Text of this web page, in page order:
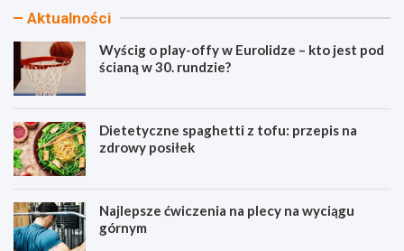
Aktualności
Wyścig o play-offy w Eurolidze – kto jest pod
ścianą w 30. rundzie?
Dietetyczne spaghetti z tofu: przepis na
zdrowy posiłek
Najlepsze ćwiczenia na plecy na wyciągu
górnym